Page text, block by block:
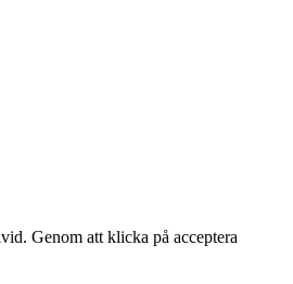
Genom att klicka på acceptera